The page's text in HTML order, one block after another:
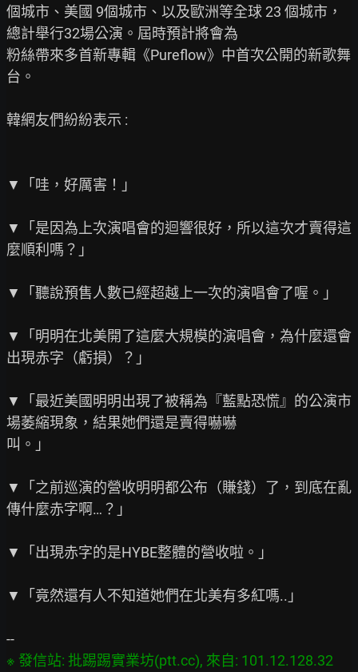
個城市、美國 9個城市、以及歐洲等全球 23 個城市，
總計舉行32場公演。屆時預計將會為
粉絲帶來多首新專輯《Pureflow》中首次公開的新歌舞
台。
韓網友們紛紛表示 :
▼「哇，好厲害！」
▼「是因為上次演唱會的迴響很好，所以這次才賣得這
麼順利嗎？」
▼「聽說預售人數已經超越上一次的演唱會了喔。」
▼「明明在北美開了這麼大規模的演唱會，為什麼還會
出現赤字（虧損）？」
▼「最近美國明明出現了被稱為『藍點恐慌』的公演市
場萎縮現象，結果她們還是賣得嚇嚇
叫。」
▼「之前巡演的營收明明都公布（賺錢）了，到底在亂
傳什麼赤字啊…？」
▼「出現赤字的是HYBE整體的營收啦。」
▼「竟然還有人不知道她們在北美有多紅嗎..」
※ 發信站: 批踢踢實業坊(ptt.cc), 來自: 101.12.128.32